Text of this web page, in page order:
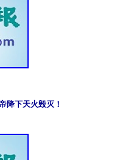
降下天火毁灭！